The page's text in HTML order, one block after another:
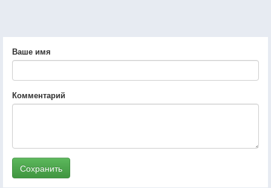
Ваше имя
Комментарий
Сохранить